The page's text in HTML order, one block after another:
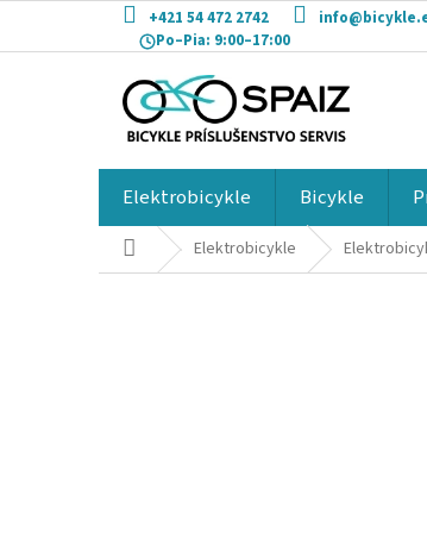
obsah
+421 54 472 2742
Po–Pia: 9:00–17:00
Elektrobicykle Bicykle
DomovElektrobicykle